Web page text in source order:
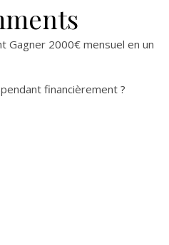
Gagner 2000€ mensuel en un
financièrement ?